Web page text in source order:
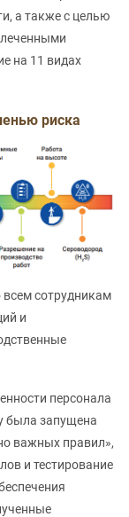
а также с целью
на 11 видах
риска
сотрудникам
и
персонала
была запущена
важных правил»,
и тестирование